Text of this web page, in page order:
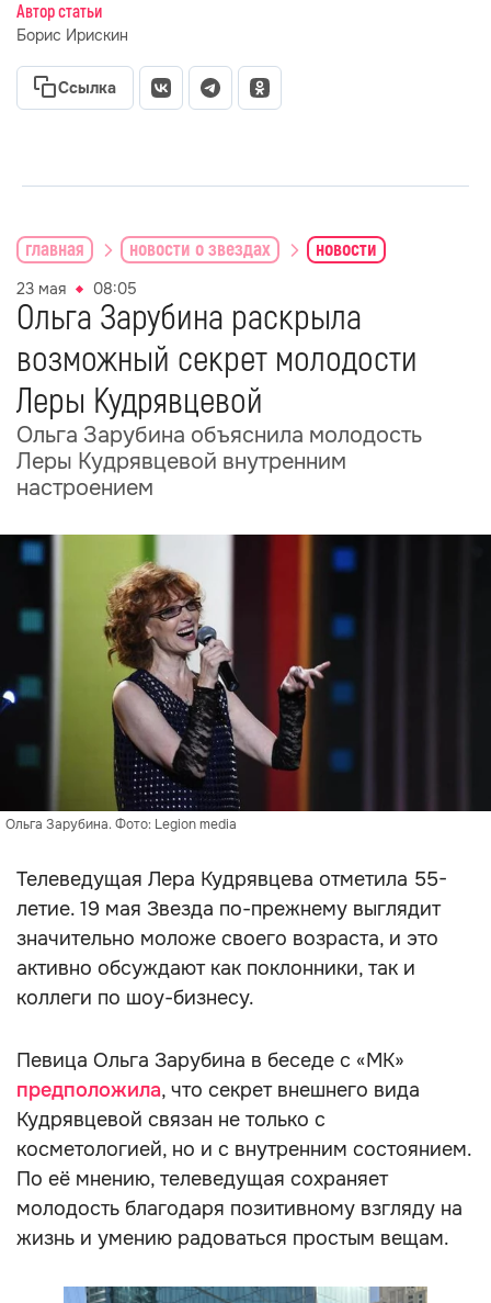
Автор статьи
Борис Ирискин
Ссылка
главная новости о звездах новости
23 мая 08:05
Ольга Зарубина раскрыла
возможный секрет молодости
Леры Кудрявцевой
Ольга Зарубина объяснила молодость
Леры Кудрявцевой внутренним
настроением
Ольга Зарубина. Фото: Legion media
Телеведущая Лера Кудрявцева отметила 55-
летие. 19 мая Звезда по-прежнему выглядит
значительно моложе своего возраста, и это
активно обсуждают как поклонники, так и
коллеги по шоу-бизнесу.
Певица Ольга Зарубина в беседе с «МК»
предположила, что секрет внешнего вида
Кудрявцевой связан не только с
косметологией, но и с внутренним состоянием.
По её мнению, телеведущая сохраняет
молодость благодаря позитивному взгляду на
жизнь и умению радоваться простым вещам.